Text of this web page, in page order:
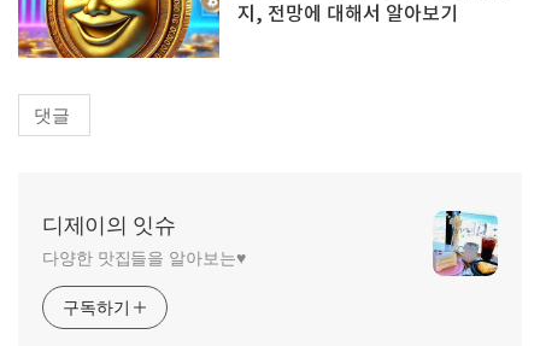
지, 전망에 대해서 알아보기
댓글
디제이의 잇슈
다양한 맛집들을 알아보는♥
구독하기